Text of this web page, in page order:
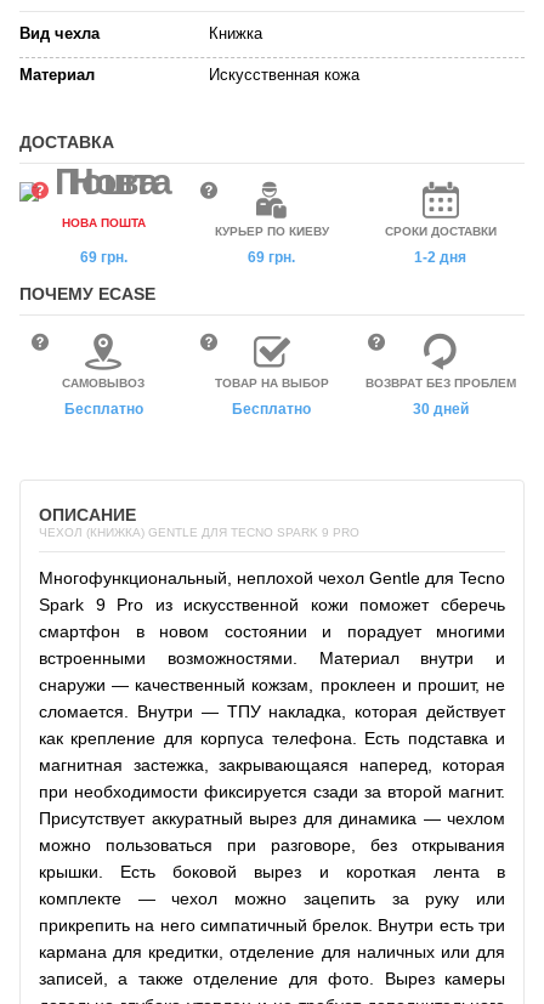
Вид чехла Книжка
Материал Искусственная кожа
ДОСТАВКА
НОВА ПОШТА
69 грн.
КУРЬЕР ПО КИЕВУ
69 грн.
СРОКИ ДОСТАВКИ
1-2 дня
ПОЧЕМУ ECASE
САМОВЫВОЗ
Бесплатно
ТОВАР НА ВЫБОР
Бесплатно
ВОЗВРАТ БЕЗ ПРОБЛЕМ
30 дней
ОПИСАНИЕ
ЧЕХОЛ (КНИЖКА) GENTLE ДЛЯ TECNO SPARK 9 PRO
Многофункциональный, неплохой чехол Gentle для Tecno
Spark 9 Pro из искусственной кожи поможет сберечь
смартфон в новом состоянии и порадует многими
встроенными возможностями. Материал внутри и
снаружи — качественный кожзам, проклеен и прошит, не
сломается. Внутри — ТПУ накладка, которая действует
как крепление для корпуса телефона. Есть подставка и
магнитная застежка, закрывающаяся наперед, которая
при необходимости фиксируется сзади за второй магнит.
Присутствует аккуратный вырез для динамика — чехлом
можно пользоваться при разговоре, без открывания
крышки. Есть боковой вырез и короткая лента в
комплекте — чехол можно зацепить за руку или
прикрепить на него симпатичный брелок. Внутри есть три
кармана для кредитки, отделение для наличных или для
записей, а также отделение для фото. Вырез камеры